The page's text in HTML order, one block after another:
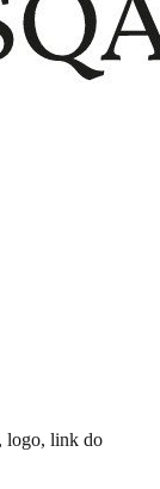
logo, link do